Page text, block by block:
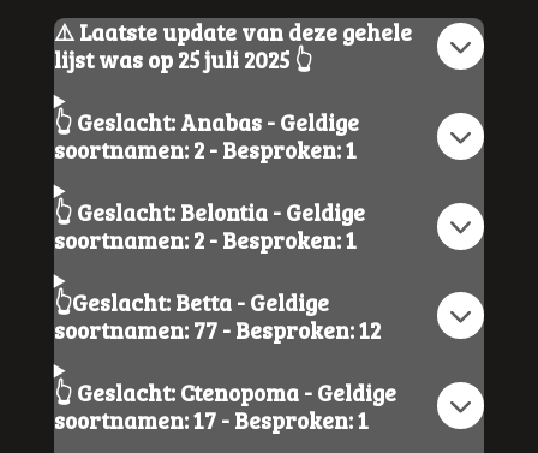
⚠️ Laatste update van deze gehele
lijst was op 25 juli 2025 👆
👆 Geslacht: Anabas - Geldige
soortnamen: 2 - Besproken: 1
👆 Geslacht: Belontia - Geldige
soortnamen: 2 - Besproken: 1
👆Geslacht: Betta - Geldige
soortnamen: 77 - Besproken: 12
👆 Geslacht: Ctenopoma - Geldige
soortnamen: 17 - Besproken: 1